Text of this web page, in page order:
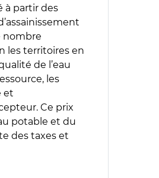
à partir des
nombre
les territoires en
de l’eau
les
et
Ce prix
potable et du
des taxes et